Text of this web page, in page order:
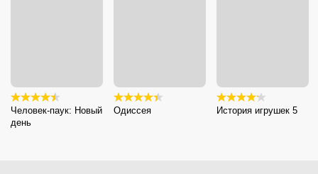
Человек-паук: Новый
день
Одиссея История игрушек 5